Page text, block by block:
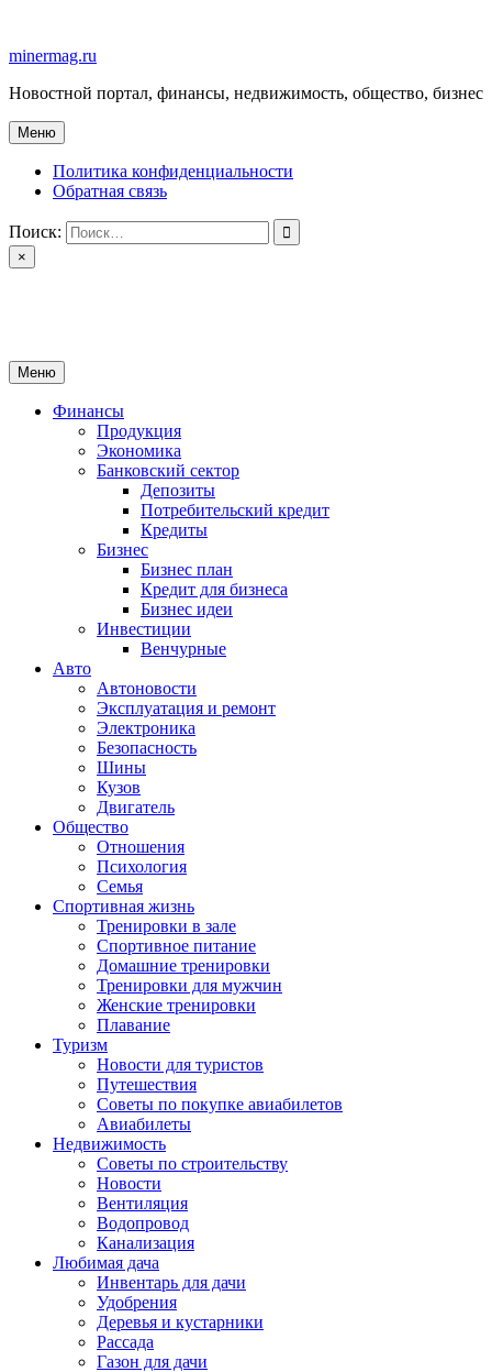
содержимому
minermag.ru
Новостной портал, финансы, недвижимость, общество, бизнес
Меню
Политика конфиденциальности
Обратная связь
Поиск:
×
Меню
Финансы
Продукция
Экономика
Банковский сектор
Депозиты
Потребительский кредит
Кредиты
Бизнес
Бизнес план
Кредит для бизнеса
Бизнес идеи
Инвестиции
Венчурные
Авто
Автоновости
Эксплуатация и ремонт
Электроника
Безопасность
Шины
Кузов
Двигатель
Общество
Отношения
Психология
Семья
Спортивная жизнь
Тренировки в зале
Спортивное питание
Домашние тренировки
Тренировки для мужчин
Женские тренировки
Плавание
Туризм
Новости для туристов
Путешествия
Советы по покупке авиабилетов
Авиабилеты
Недвижимость
Советы по строительству
Новости
Вентиляция
Водопровод
Канализация
Любимая дача
Инвентарь для дачи
Удобрения
Деревья и кустарники
Рассада
Газон для дачи